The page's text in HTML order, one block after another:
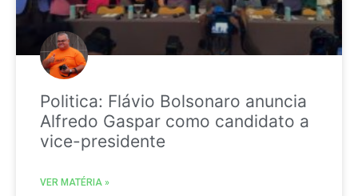
Politica: Flávio Bolsonaro anuncia
Alfredo Gaspar como candidato a
vice-presidente
VER MATÉRIA »